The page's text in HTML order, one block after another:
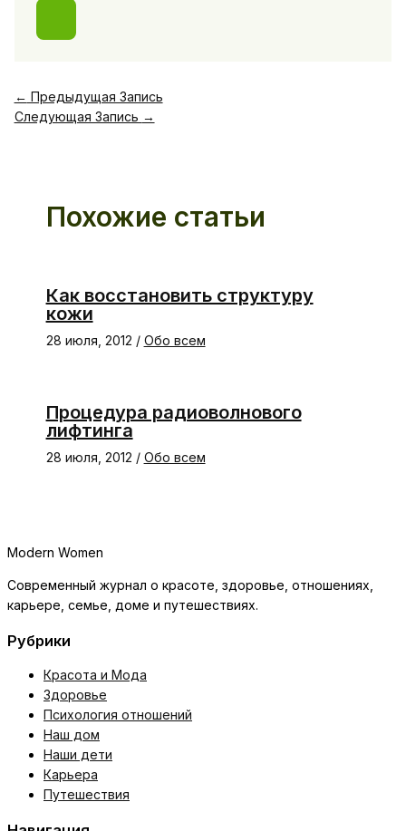
← Предыдущая Запись
Следующая Запись →
Похожие статьи
Как восстановить структуру
кожи
28 июля, 2012 / Обо всем
Процедура радиоволнового
лифтинга
28 июля, 2012 / Обо всем
Modern Women
Современный журнал о красоте, здоровье, отношениях,
карьере, семье, доме и путешествиях.
Рубрики
Красота и Мода
Здоровье
Психология отношений
Наш дом
Наши дети
Карьера
Путешествия